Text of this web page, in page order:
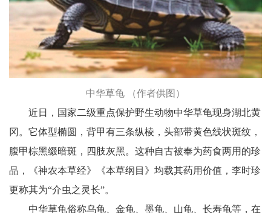
中华草龟 （作者供图）
近日，国家二级重点保护野生动物中华草龟现身湖北黄
冈。它体型椭圆，背甲有三条纵棱，头部带黄色线状斑纹，
腹甲棕黑缀暗斑，四肢灰黑。这种自古被奉为药食两用的珍
品，《神农本草经》《本草纲目》均载其药用价值，李时珍
更称其为“介虫之灵长”。
中华草龟俗称乌龟、金龟、墨龟、山龟、长寿龟等，在